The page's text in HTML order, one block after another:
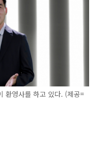
환영사를 하고 있다. (제공=